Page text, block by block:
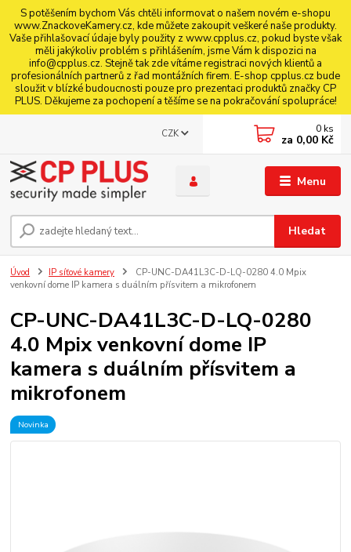
S potěšením bychom Vás chtěli informovat o našem novém e-shopu
www.ZnackoveKamery.cz, kde můžete zakoupit veškeré naše produkty.
Vaše přihlašovací údaje byly použity z www.cpplus.cz, pokud byste však
měli jakýkoliv problém s přihlášením, jsme Vám k dispozici na
info@cpplus.cz. Stejně tak zde vítáme registraci nových klientů a
profesionálních partnerů z řad montážních firem. E-shop cpplus.cz bude
sloužit v blízké budoucnosti pouze pro prezentaci produktů značky CP
PLUS. Děkujeme za pochopení a těšíme se na pokračování spolupráce!
Menu
CZK
Hledat
0 ks
za 0,00 Kč
Úvod IP síťové kamery
CP-UNC-DA41L3C-D-LQ-0280 4.0 Mpix
venkovní dome IP kamera s duálním přísvitem a mikrofonem
CP-UNC-DA41L3C-D-LQ-0280
4.0 Mpix venkovní dome IP
kamera s duálním přísvitem a
mikrofonem
Novinka